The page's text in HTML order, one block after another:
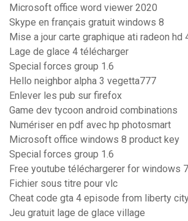
Microsoft office word viewer 2020
Skype en français gratuit windows 8
Mise a jour carte graphique ati radeon hd
Lage de glace 4 télécharger
Special forces group 1.6
Hello neighbor alpha 3 vegetta777
Enlever les pub sur firefox
Game dev tycoon android combinations
Numériser en pdf avec hp photosmart
Microsoft office windows 8 product key
Special forces group 1.6
Free youtube téléchargerer for windows 7
Fichier sous titre pour vlc
Cheat code gta 4 episode from liberty
Jeu gratuit lage de glace village